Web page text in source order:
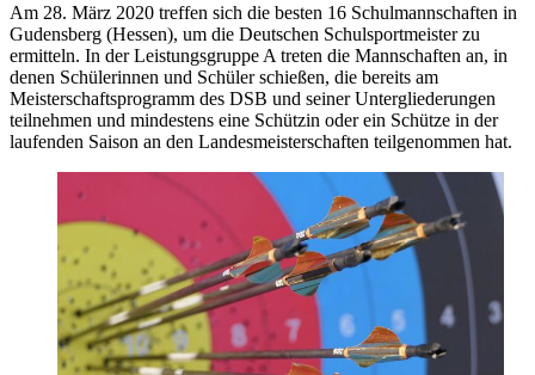
Am 28. März 2020 treffen sich die besten 16 Schulmannschaften in
Gudensberg (Hessen), um die Deutschen Schulsportmeister zu
ermitteln. In der Leistungsgruppe A treten die Mannschaften an, in
denen Schülerinnen und Schüler schießen, die bereits am
Meisterschaftsprogramm des DSB und seiner Untergliederungen
teilnehmen und mindestens eine Schützin oder ein Schütze in der
laufenden Saison an den Landesmeisterschaften teilgenommen hat.